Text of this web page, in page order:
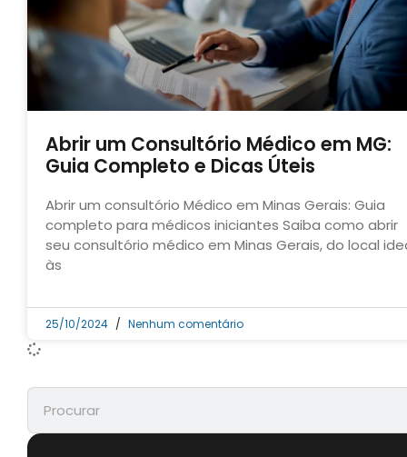
Abrir um Consultório Médico em MG:
Guia Completo e Dicas Úteis
Abrir um consultório Médico em Minas Gerais: Guia
completo para médicos iniciantes Saiba como abrir
seu consultório médico em Minas Gerais, do local
às
25/10/2024 Nenhum comentário